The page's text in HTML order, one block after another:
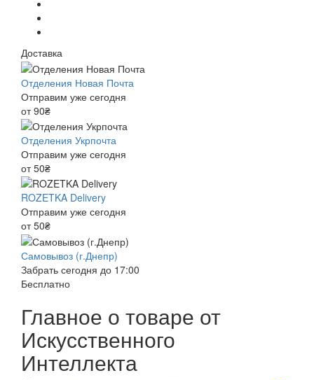
Доставка
Отделения Новая Почта
Отправим уже сегодня
от 90₴
Отделения Укрпочта
Отправим уже сегодня
от 50₴
ROZETKA Delivery
Отправим уже сегодня
от 50₴
Самовывоз (г.Днепр)
Забрать сегодня до 17:00
Бесплатно
Главное о товаре от
Искусственного
Интеллекта